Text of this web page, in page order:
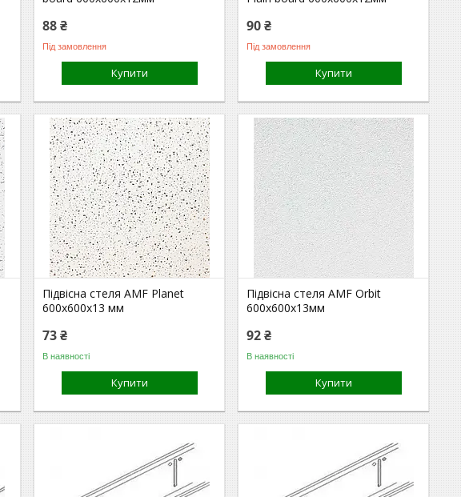
88 ₴
Під замовлення
Купити
90 ₴
Під замовлення
Купити
Підвісна стеля AMF Planet
600х600х13 мм
73 ₴
В наявності
Купити
Підвісна стеля AMF Orbit
600х600х13мм
92 ₴
В наявності
Купити